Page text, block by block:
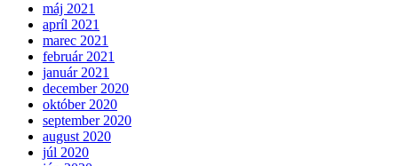
máj 2021
apríl 2021
marec 2021
február 2021
január 2021
december 2020
október 2020
september 2020
august 2020
júl 2020